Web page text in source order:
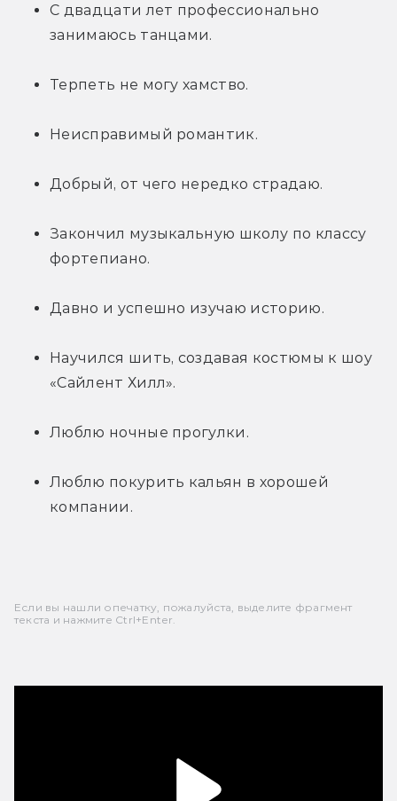
С двадцати лет профессионально
занимаюсь танцами.
Терпеть не могу хамство.
Неисправимый романтик.
Добрый, от чего нередко страдаю.
Закончил музыкальную школу по классу
фортепиано.
Давно и успешно изучаю историю.
Научился шить, создавая костюмы к шоу
«Сайлент Хилл».
Люблю ночные прогулки.
Люблю покурить кальян в хорошей
компании.
Если вы нашли опечатку, пожалуйста, выделите фрагмент
текста и нажмите Ctrl+Enter.